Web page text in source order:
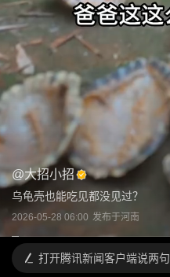
@大招小招
乌龟壳也能吃见都没见过？
2026-05-28 06:00 发布于河南
打开腾讯新闻客户端说两句